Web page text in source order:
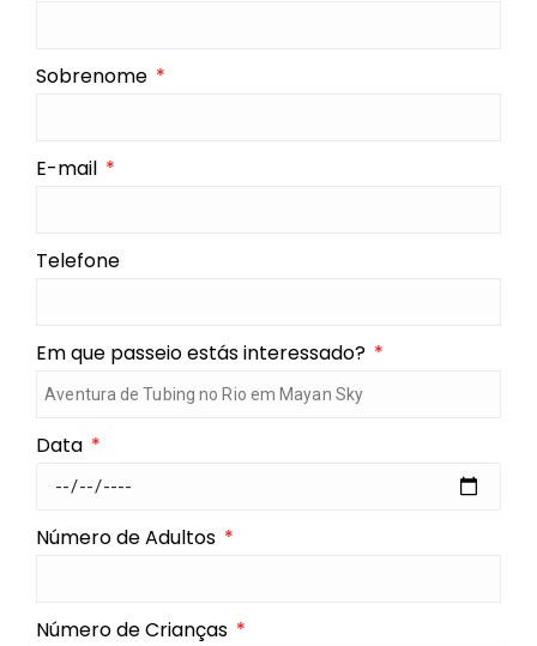
Sobrenome
E-mail
Telefone
Em que passeio estás interessado?
Data
Número de Adultos
Número de Crianças